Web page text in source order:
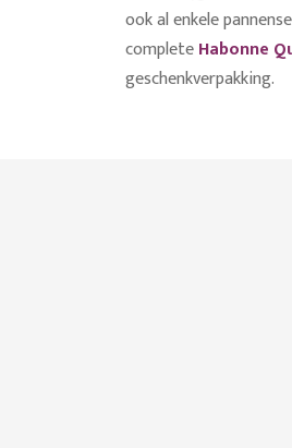
ook al enkele
completeHabonne
geschenkverpakking.